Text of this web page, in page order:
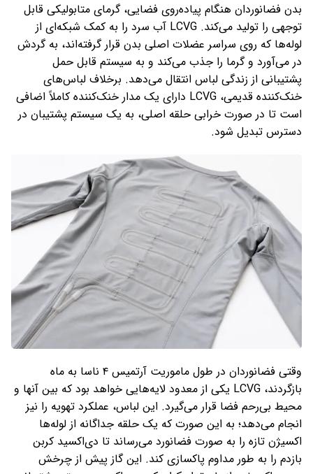
بدن فضانوردان هنگام پیاده‌روی فضایی، گرمای متابولیکی قابل
توجهی را تولید می‌کند. LCVG آب سرد را به کمک شبکه‌ای از
لوله‌ها که روی سراسر عضلات اصلی بدن قرار گرفته‌اند، به گردش
در می‌آورد و گرما را جذب می‌کند و به سیستم قابل حمل
پشتیبانی از زندگی لباس انتقال می‌دهد. برخلاف لباس‌های
خنک‌کننده قدیمی، LCVG دارای یک مدار خنک‌کننده کاملاً اضافی
است تا در صورت خرابی حلقه اصلی، به یک سیستم پشتیبان در
دسترس تبدیل ‌شود.
وقتی فضانوردان در طول ماموریت آرتمیس ۴ ناسا به ماه
بازگردند، LCVG یکی از معدود لایه‌هایی خواهد بود که بین آنها و
محیط بی‌رحم فضا قرار می‌گیرد. این لباس، عملکرد تهویه را نیز
انجام می‌دهد؛ به این صورت که یک حلقه جداگانه از لوله‌ها
اکسیژن تازه را به صورت فضانورد می‌رساند تا دی‌اکسید کربن
بازدم را به طور مداوم پاکسازی کند. این گاز پیش از چرخش